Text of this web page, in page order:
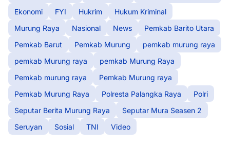
Ekonomi
FYI Hukrim
Hukum Kriminal
Murung Raya
Nasional News
Pemkab Barito Utara
Pemkab Barut
Pemkab Murung
pemkab murung raya
pemkab Murung raya
pemkab Murung Raya
Pemkab murung raya
Pemkab Murung raya
Pemkab Murung Raya
Polresta Palangka Raya
Polri
Seputar Berita Murung Raya
Seputar Mura Seasen 2
Seruyan
Sosial TNI Video